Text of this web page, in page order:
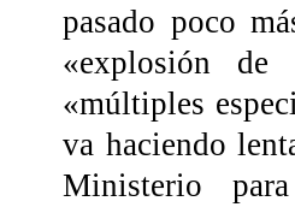
pasado poco
«explosión
«múltiples
va haciendo
Ministerio